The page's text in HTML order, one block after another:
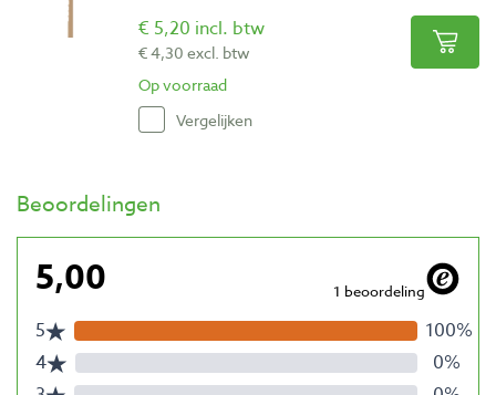
€ 5,20 incl. btw
€ 4,30 excl. btw
Op voorraad
Vergelijken
Beoordelingen